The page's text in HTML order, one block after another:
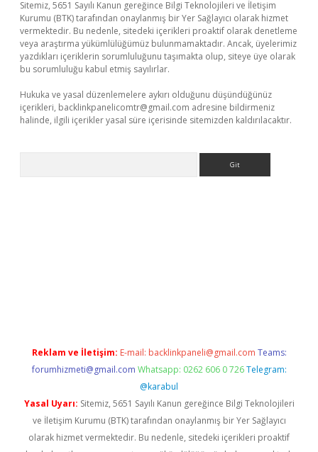
Sitemiz, 5651 Sayılı Kanun gereğince Bilgi Teknolojileri ve İletişim
Kurumu (BTK) tarafından onaylanmış bir Yer Sağlayıcı olarak hizmet
vermektedir. Bu nedenle, sitedeki içerikleri proaktif olarak denetleme
veya araştırma yükümlülüğümüz bulunmamaktadır. Ancak, üyelerimiz
yazdıkları içeriklerin sorumluluğunu taşımakta olup, siteye üye olarak
bu sorumluluğu kabul etmiş sayılırlar.
Hukuka ve yasal düzenlemelere aykırı olduğunu düşündüğünüz
içerikleri, backlinkpanelicomtr@gmail.com adresine bildirmeniz
halinde, ilgili içerikler yasal süre içerisinde sitemizden kaldırılacaktır.
Reklam ve İletişim: E-mail: backlinkpaneli@gmail.com Teams:
forumhizmeti@gmail.com Whatsapp: 0262 606 0 726 Telegram:
@karabul
Yasal Uyarı: Sitemiz, 5651 Sayılı Kanun gereğince Bilgi Teknolojileri
ve İletişim Kurumu (BTK) tarafından onaylanmış bir Yer Sağlayıcı
olarak hizmet vermektedir. Bu nedenle, sitedeki içerikleri proaktif